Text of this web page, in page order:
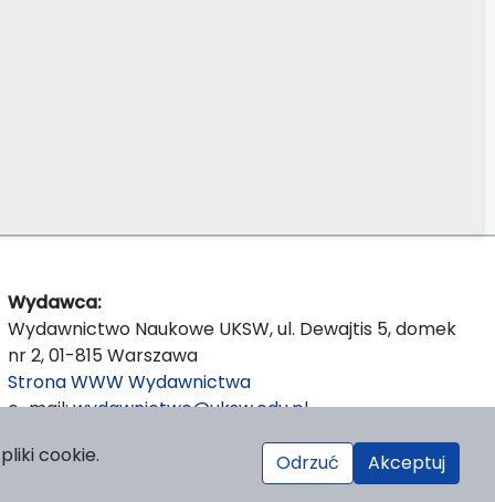
Wydawca:
Wydawnictwo Naukowe UKSW, ul. Dewajtis 5, domek
nr 2, 01-815 Warszawa
Strona WWW Wydawnictwa
e-mail:wydawnictwo@uksw.edu.pl
cookie.
Odrzuć Akceptuj